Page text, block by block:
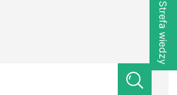
Strefa wiedzy